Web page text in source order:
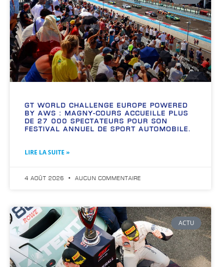
GT WORLD CHALLENGE EUROPE POWERED
BY AWS : MAGNY-COURS ACCUEILLE PLUS
DE 27 000 SPECTATEURS POUR SON
FESTIVAL ANNUEL DE SPORT AUTOMOBILE.
LIRE LA SUITE »
4 AOÛT 2026 AUCUN COMMENTAIRE
ACTU